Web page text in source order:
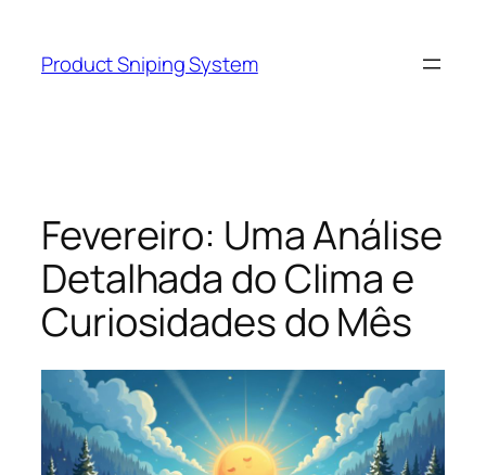
content
Product Sniping System
Fevereiro: Uma Análise
Detalhada do Clima e
Curiosidades do Mês